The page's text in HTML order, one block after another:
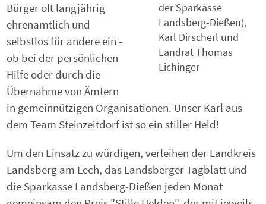
der Sparkasse
Landsberg-Dießen),
Karl Dirscherl und
Landrat Thomas
Eichinger
Bürger oft langjährig
ehrenamtlich und
selbstlos für andere ein -
ob bei der persönlichen
Hilfe oder durch die
Übernahme von Ämtern
in gemeinnützigen Organisationen. Unser Karl aus
dem Team Steinzeitdorf ist so ein stiller Held!
Um den Einsatz zu würdigen, verleihen der Landkreis
Landsberg am Lech, das Landsberger Tagblatt und
die Sparkasse Landsberg-Dießen jeden Monat